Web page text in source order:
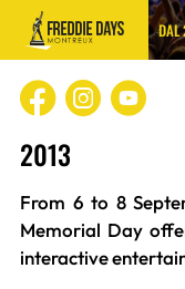
DAL
2013
From 6 to 8
Memorial Day
interactive